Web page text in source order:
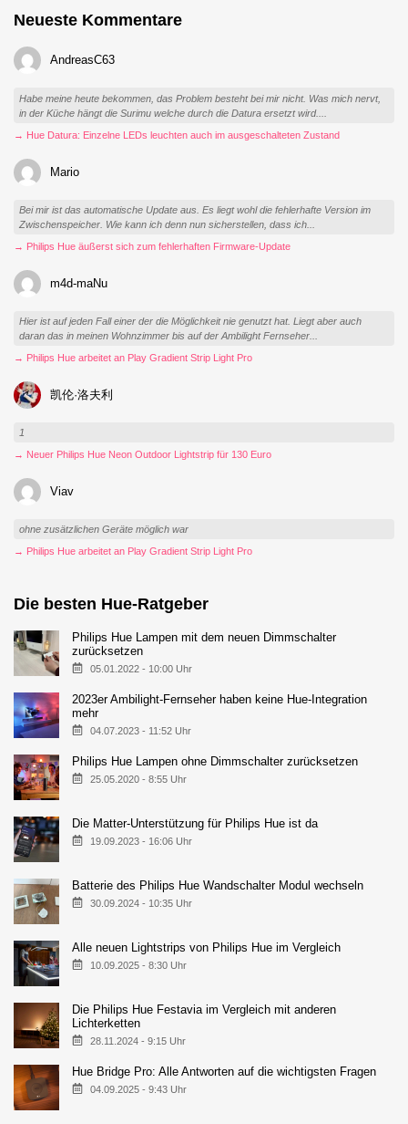
Neueste Kommentare
AndreasC63
Habe meine heute bekommen, das Problem besteht bei mir nicht. Was mich nervt,
in der Küche hängt die Surimu welche durch die Datura ersetzt wird....
→ Hue Datura: Einzelne LEDs leuchten auch im ausgeschalteten Zustand
Mario
Bei mir ist das automatische Update aus. Es liegt wohl die fehlerhafte Version im
Zwischenspeicher. Wie kann ich denn nun sicherstellen, dass ich...
→ Philips Hue äußerst sich zum fehlerhaften Firmware-Update
m4d-maNu
Hier ist auf jeden Fall einer der die Möglichkeit nie genutzt hat. Liegt aber auch
daran das in meinen Wohnzimmer bis auf der Ambilight Fernseher...
→ Philips Hue arbeitet an Play Gradient Strip Light Pro
凯伦·洛夫利
1
→ Neuer Philips Hue Neon Outdoor Lightstrip für 130 Euro
Viav
ohne zusätzlichen Geräte möglich war
→ Philips Hue arbeitet an Play Gradient Strip Light Pro
Die besten Hue-Ratgeber
Philips Hue Lampen mit dem neuen Dimmschalter
zurücksetzen
05.01.2022 - 10:00 Uhr
2023er Ambilight-Fernseher haben keine Hue-Integration
mehr
04.07.2023 - 11:52 Uhr
Philips Hue Lampen ohne Dimmschalter zurücksetzen
25.05.2020 - 8:55 Uhr
Die Matter-Unterstützung für Philips Hue ist da
19.09.2023 - 16:06 Uhr
Batterie des Philips Hue Wandschalter Modul wechseln
30.09.2024 - 10:35 Uhr
Alle neuen Lightstrips von Philips Hue im Vergleich
10.09.2025 - 8:30 Uhr
Die Philips Hue Festavia im Vergleich mit anderen
Lichterketten
28.11.2024 - 9:15 Uhr
Hue Bridge Pro: Alle Antworten auf die wichtigsten Fragen
04.09.2025 - 9:43 Uhr